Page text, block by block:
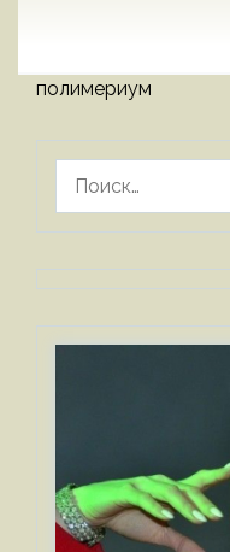
полимериум